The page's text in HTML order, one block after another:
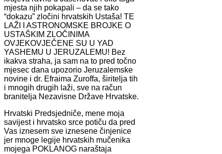
mjesta njih pokapali – da se tako
“dokazu” zločini hrvatskih Ustaša! TE
LAŽI I ASTRONOMSKE BROJKE O
USTAŠKIM ZLOČINIMA
OVJEKOVJEČENE SU U YAD
YASHEMU U JERUZALEMU! Bez
ikakva straha, ja sam na to pred točno
mjesec dana upozorio Jeruzalemske
novine i dr. Efraima Zuroffa, širitelja tih
i mnogih drugih laži, sve na račun
branitelja Nezavisne Države Hrvatske.
Hrvatski Predsjedniče, mene moja
savijest i hrvatsko srce potiču da pred
Vas iznesem sve iznesene činjenice
jer mnoge legije hrvatskih mučenika
mojega POKLANOG naraštaja